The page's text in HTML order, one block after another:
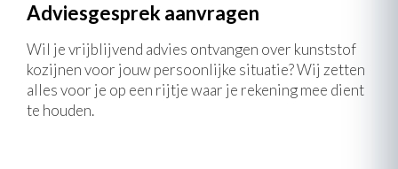
Adviesgesprek aanvragen
Wil je vrijblijvend advies ontvangen over kunststof
kozijnen voor jouw persoonlijke situatie? Wij zetten
alles voor je op een rijtje waar je rekening mee dient
te houden.